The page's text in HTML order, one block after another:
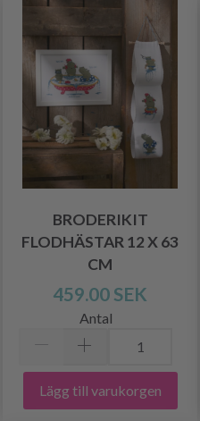
BRODERIKIT
FLODHÄSTAR 12 X 63
CM
459.00 SEK
Antal
Lägg till varukorgen